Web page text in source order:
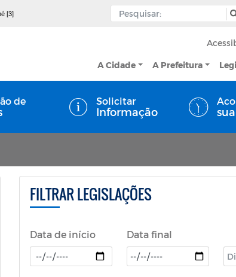
[3]
A Cidade A Prefeitura
de Solicitar
Informação
FILTRAR LEGISLAÇÕES
Data de início Data final